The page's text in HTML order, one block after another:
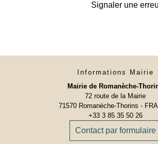
Signaler une
Informations Mairie
Mairie de Romanèche-
72 route de la Mairie
71570 Romanèche-Thorins -
+33 3 85 35 50 26
Contact par formulaire